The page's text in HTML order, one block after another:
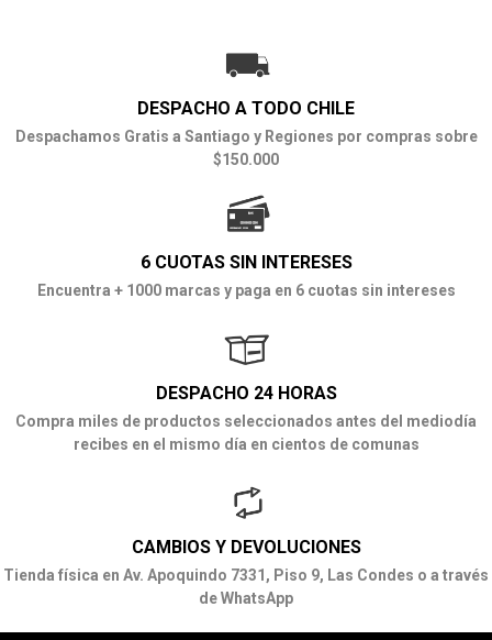
DESPACHO A TODO CHILE
Despachamos Gratis a Santiago y Regiones por compras sobre
$150.000
6 CUOTAS SIN INTERESES
Encuentra + 1000 marcas y paga en 6 cuotas sin intereses
DESPACHO 24 HORAS
Compra miles de productos seleccionados antes del mediodía
recibes en el mismo día en cientos de comunas
CAMBIOS Y DEVOLUCIONES
Tienda física en Av. Apoquindo 7331, Piso 9, Las Condes o a través
de WhatsApp